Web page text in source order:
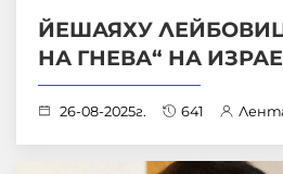
ЙЕШАЯХУ
НА ГНЕВА“ НА
26-08-2025г. 641